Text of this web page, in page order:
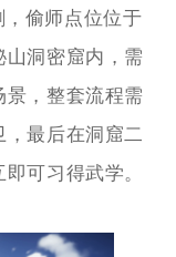
偷师点位位于
山洞密窟内，需
景，整套流程需
最后在洞窟二
可习得武学。